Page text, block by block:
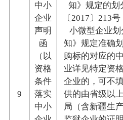
9
中小
企业
声明
函
（以
资格
条件
落实
中小
知》规定的划
〔2017〕213
小微型企业划
知》规定准确
购标的对应的
业详见特定资
企业的，可不
供的由省级以
局（含新疆生